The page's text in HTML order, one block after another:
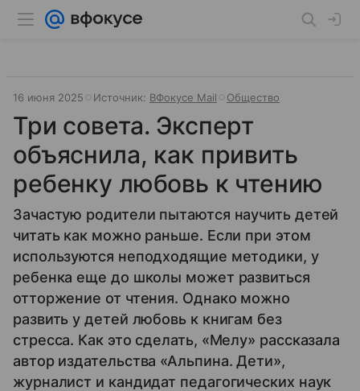
16 июня 2025 Источник: ВФокусе Mail Общество
Три совета. Эксперт
объяснила, как привить
ребенку любовь к чтению
Зачастую родители пытаются научить детей
читать как можно раньше. Если при этом
используются неподходящие методики, у
ребенка еще до школы может развиться
отторжение от чтения. Однако можно
развить у детей любовь к книгам без
стресса. Как это сделать, «Мелу» рассказала
автор издательства «Альпина. Дети»,
журналист и кандидат педагогических наук